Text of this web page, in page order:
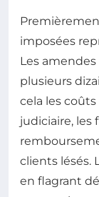
imposées
Les
plusieurs
cela les
judiciaire, les
clients lésés.
en flagrant